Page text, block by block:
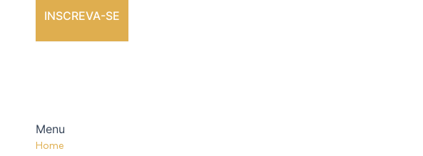
INSCREVA-SE
Menu
Home